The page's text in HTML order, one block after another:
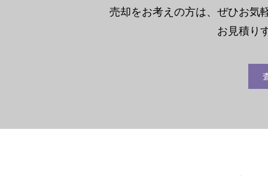
売却をお考えの方は、ぜひお気
お見積り